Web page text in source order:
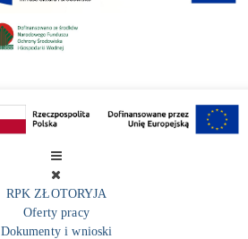
RPK ZŁOTORYJA
Oferty pracy
Dokumenty i wnioski